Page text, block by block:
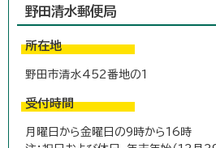
野田清水郵便局
所在地
野田市清水452番地の1
受付時間
月曜日から金曜日の9時から16時